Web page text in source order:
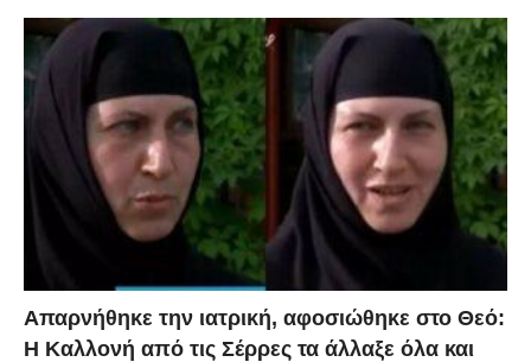
Απαρνήθηκε την ιατρική, αφοσιώθηκε στο Θεό:
Η Καλλονή από τις Σέρρες τα άλλαξε όλα και